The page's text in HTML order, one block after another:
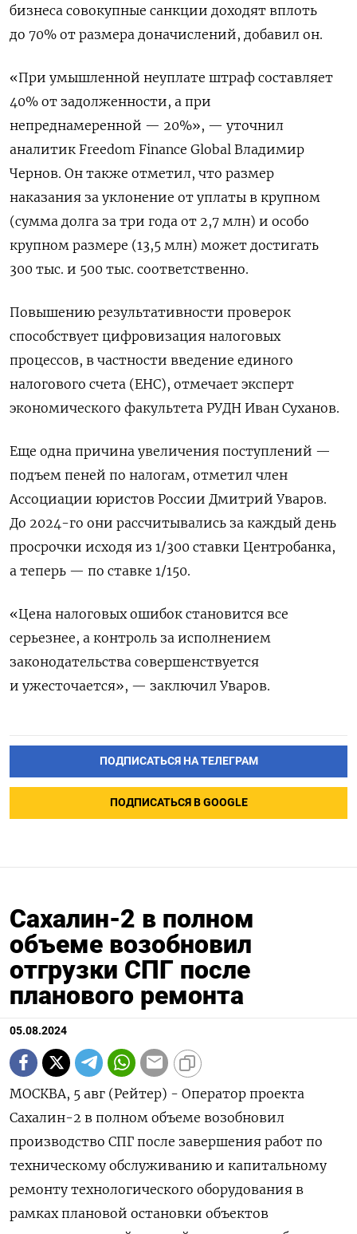
бизнеса совокупные санкции доходят вплоть
до 70% от размера доначислений, добавил он.
«При умышленной неуплате штраф составляет
40% от задолженности, а при
непреднамеренной — 20%», — уточнил
аналитик Freedom Finance Global Владимир
Чернов. Он также отметил, что размер
наказания за уклонение от уплаты в крупном
(сумма долга за три года от 2,7 млн) и особо
крупном размере (13,5 млн) может достигать
300 тыс. и 500 тыс. соответственно.
Повышению результативности проверок
способствует цифровизация налоговых
процессов, в частности введение единого
налогового счета (ЕНС), отмечает эксперт
экономического факультета РУДН Иван Суханов.
Еще одна причина увеличения поступлений —
подъем пеней по налогам, отметил член
Ассоциации юристов России Дмитрий Уваров.
До 2024-го они рассчитывались за каждый день
просрочки исходя из 1/300 ставки Центробанка,
а теперь — по ставке 1/150.
«Цена налоговых ошибок становится все
серьезнее, а контроль за исполнением
законодательства совершенствуется
и ужесточается», — заключил Уваров.
ПОДПИСАТЬСЯ НА ТЕЛЕГРАМ
ПОДПИСАТЬСЯ В GOOGLE
Сахалин-2 в полном
объеме возобновил
отгрузки СПГ после
планового ремонта
05.08.2024
МОСКВА, 5 авг (Рейтер) - Оператор проекта
Сахалин-2 в полном объеме возобновил
производство СПГ после завершения работ по
техническому обслуживанию и капитальному
ремонту технологического оборудования в
рамках плановой остановки объектов